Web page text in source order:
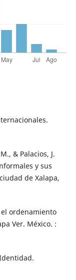
& Palacios, J.
y sus
de Xalapa,
el ordenamiento
Ver. México. :